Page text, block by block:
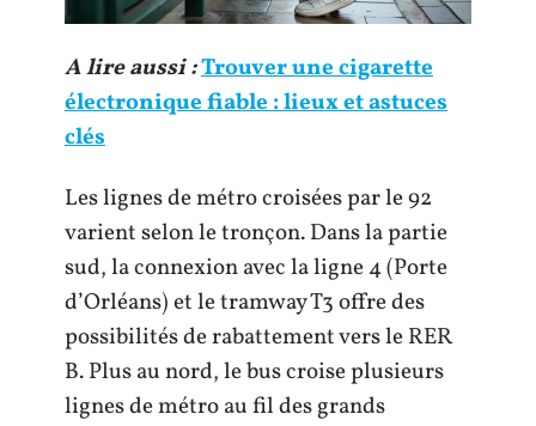
A lire aussi :Trouver une cigarette
électronique fiable : lieux et astuces
clés
Les lignes de métro croisées par le 92
varient selon le tronçon. Dans la partie
sud, la connexion avec la ligne 4 (Porte
d’Orléans) et le tramway T3 offre des
possibilités de rabattement vers le RER
B. Plus au nord, le bus croise plusieurs
lignes de métro au fil des grands